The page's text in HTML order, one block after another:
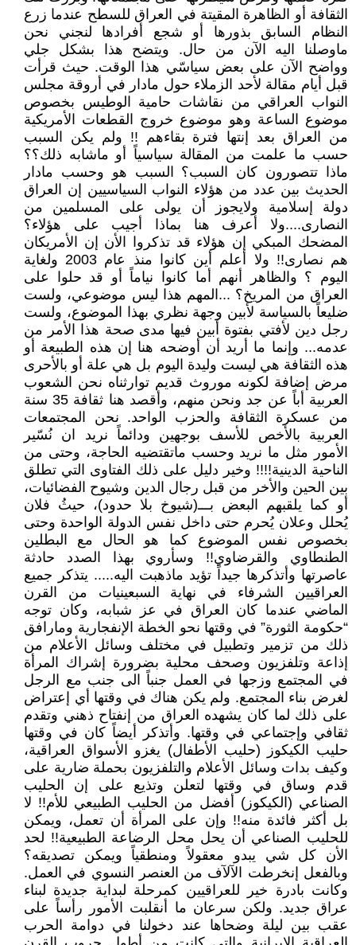
الثقافة أو الظاهرة المقيتة في العراق للسطح عندما زرع
النظام السابق بذورها أو شجع أفرادها لنجني نحن
ماوصلنا اليه الآن من حال. ويتضح هذا بشكل جلي
وواضح الآن على بعض سياسّي هذا الوقت. حيث قرأت
قبل أيام مقالة لأحد الزملاء حول مادار في أروقة مجلس
النواب العراقي من نقاشات حامية الوطيس بخصوص
موضوع الساعة وهو موضوع خروج القطعات الأمريكية
من العراق بعد إنتها فترة بقاءهم !! ولم يكن السبب
حسب ما علمت من المقالة سياسياً أو ماشابه ذلك؟؟
ماذا تتصورون كان السبب؟ السبب هو وحسب مادار
الحديث بين عدد من هؤلاء النواب السياسيين إن العراق
دولة إسلامية ولايجوز أن يولى على المسلمين من
النصارى....ولا أعرف هنا بماذا أجيب على هؤلاء؟
المضحك المبكي إن هؤلاء قد تذكروا الأن إن الأمريكان
هم نصارى!! ولا أعلم أين كانوا منذ عام 2003 ولغاية
اليوم ؟ والظاهر أنهم أما كانوا نياماً أو قد حلوا على
العراق من المريخ؟ ...المهم هذا ليس موضوعي، ولست
ضليعاً بالسياسة لأبين وجهة نظري بهذا الموضوع، ولست
رجل دين لأفتي بفتوة أبين فيها مدى صحة هذا الأمر من
عدمه... وإنما ما أريد أن أوضحه هنا إن هذه الطبيعة أو
هذه الثقافة هي ليست وليدة اليوم بل هي علة أو بالأحرى
مرض إضافة لكونه موروث قديم توارثناه نحن الشعوب
العربية أباً عن جد ونحن منهم، وأقصد هنا ثقافة 35 سنة
من عسكرة الثقافة والحزب الواحد. نحن المجتمعات
العربية بالأخص للأسف بوجهين ودائماً نريد ان نُسّير
الأمور مثل ما نريد وحسب ماتقتضيه الحاجة، وحتى من
الناحية الدينية!!!! وخير دليل على ذلك الفتاوى التي تطلق
بين الحين والأخر من قبل رجال الدين وشيوح الفضائيات،
أو كما يلقبهم البعض بـــ(شيوخ بلا حدود)، حيثُ فلان
يُحلل وعلان يُحرم حتى داخل نفس الدولة الواحدة وحتى
بخصوص نفس الموضوع كما هو الحال مع البطلين
الطنطاوي والقرضاوي!! وسأروي بهذا الصدد حادثة
عاصرتها وأتذكرها جيداً تؤيد ماذهبت اليه..... يتذكر جميع
العراقيين الشرفاء في نهاية السبعينيات من القرن
الماضي عندما كان العراق في عز شبابه، وكان توجه
“حكومة الثورة” في وقتها نحو الخطة الإنفجارية ومارافق
ذلك من تزمير وتطبيل في مختلف وسائل الأعلام من
إذاعة وتلفزيون وصحف محلية بضرورة إشراك المرأة
في المجتمع وزجها في العمل جنباً الى جنب مع الرجل
لغرض بناء المجتمع. ولم يكن هناك في وقتها أي إعتراض
على ذلك لما كان يشهده العراق من إنفتاح ذهني وتقدم
ثقافي وإجتماعي في وقتها. وأتذكر أيضاً كان في وقتها
حليب الكيكوز (حليب الأطفال) يغزو الأسواق العراقية،
وكيف بدات وسائل الأعلام والتلفزيون بحملة ضارية على
قدم وساق في وقتها لتعلن وتذيع على إن الحليب
الصناعي (الكيكوز) أفضل من الحليب الطبيعي للأم!! لا
بل أكثر فائدة منه!! وإن على المرأة أن تعمل، ويمكن
للحليب الصناعي أن يحل محل الرضاعة الطبيعية!! لحد
الأن كل شي يبدو معقولاً ومنطقياً ويمكن تصديقه؟
وبالفعل إنخرطت الآلآف من العنصر النسوي في العمل.
وكانت بادرة خير للعراقيين كمرحلة لبداية جديدة لبناء
عراق جديد. ولكن سرعان ما أنقلبت الأمور رأساً على
عقب بين ليلة وضحاها عند دخولنا في دوامة الحرب